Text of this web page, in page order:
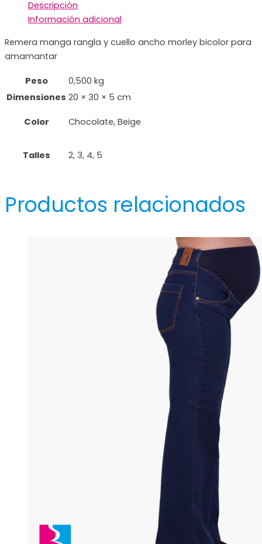
Descripción
Información adicional
Remera manga rangla y cuello ancho morley bicolor para
amamantar
Peso
0,500 kg
Dimensiones 20 × 30 × 5 cm
Color Chocolate, Beige
Talles 2, 3, 4, 5
Productos relacionados